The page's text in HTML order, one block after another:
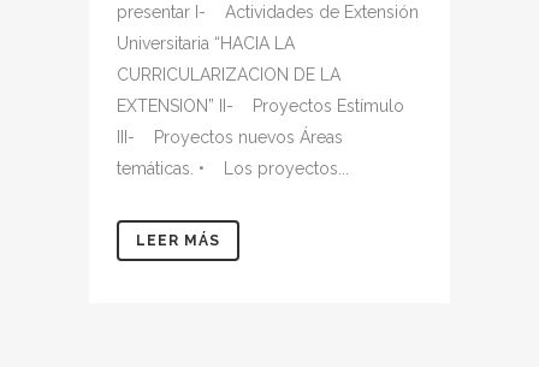
presentar I- Actividades de Extensión
Universitaria “HACIA LA
CURRICULARIZACION DE LA
EXTENSION” II- Proyectos Estímulo
III- Proyectos nuevos Áreas
temáticas. • Los proyectos...
LEER MÁS